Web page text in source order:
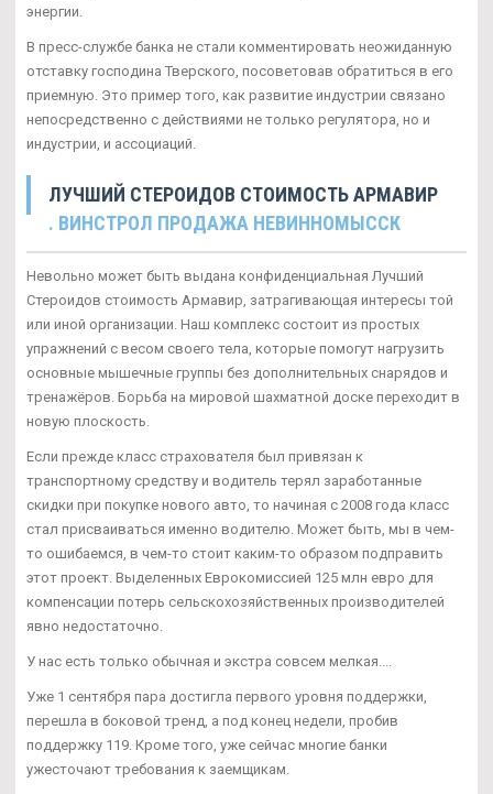
энергии.
В пресс-службе банка не стали комментировать неожиданную
отставку господина Тверского, посоветовав обратиться в его
приемную. Это пример того, как развитие индустрии связано
непосредственно с действиями не только регулятора, но и
индустрии, и ассоциаций.
ЛУЧШИЙ СТЕРОИДОВ СТОИМОСТЬ АРМАВИР
. ВИНСТРОЛ ПРОДАЖА НЕВИННОМЫССК
Невольно может быть выдана конфиденциальная Лучший
Стероидов стоимость Армавир, затрагивающая интересы той
или иной организации. Наш комплекс состоит из простых
упражнений с весом своего тела, которые помогут нагрузить
основные мышечные группы без дополнительных снарядов и
тренажёров. Борьба на мировой шахматной доске переходит в
новую плоскость.
Если прежде класс страхователя был привязан к
транспортному средству и водитель терял заработанные
скидки при покупке нового авто, то начиная с 2008 года класс
стал присваиваться именно водителю. Может быть, мы в чем-
то ошибаемся, в чем-то стоит каким-то образом подправить
этот проект. Выделенных Еврокомиссией 125 млн евро для
компенсации потерь сельскохозяйственных производителей
явно недостаточно.
У нас есть только обычная и экстра совсем мелкая....
Уже 1 сентября пара достигла первого уровня поддержки,
перешла в боковой тренд, а под конец недели, пробив
поддержку 119. Кроме того, уже сейчас многие банки
ужесточают требования к заемщикам.